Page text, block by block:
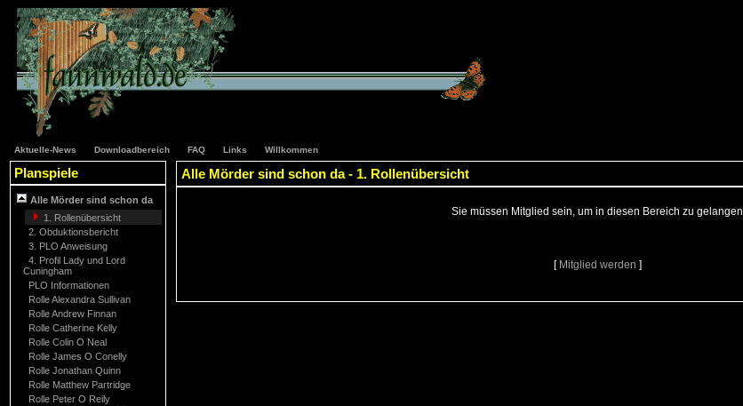
Aktuelle-News Downloadbereich FAQ Links Willkommen
Planspiele
Alle Mörder sind schon da
1. Rollenübersicht
2. Obduktionsbericht
3. PLO Anweisung
4. Profil Lady und Lord
Cuningham
PLO Informationen
Rolle Alexandra Sullivan
Rolle Andrew Finnan
Rolle Catherine Kelly
Rolle Colin O Neal
Rolle James O Conelly
Rolle Jonathan Quinn
Rolle Matthew Partridge
Rolle Peter O Reily
Alle Mörder sind schon da - 1. Rollenübersicht
Sie müssen Mitglied sein, um in diesen Bereich zu gelangen
[ Mitglied werden ]